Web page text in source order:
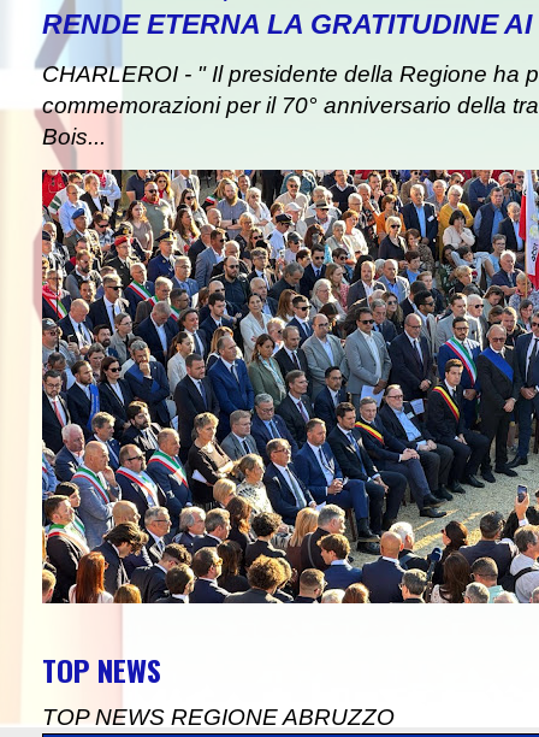
RENDE ETERNA LA GRATITUDINE
CHARLEROI - " Il presidente della Regione ha
commemorazioni per il 70° anniversario della
Bois...
TOP NEWS
TOP NEWS REGIONE ABRUZZO